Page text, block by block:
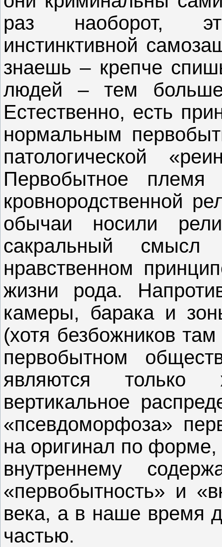
раз наоборот,
инстинктивной
знаешь – крепче
людей – тем
Естественно, есть
нормальным
патологической
Первобытное
кровнородственной
обычаи носили
сакральный
нравственном
жизни рода.
камеры, барака и
(хотя безбожников
первобытном
являются только
вертикальное
«псевдоморфоза»
на оригинал по форме,
внутреннему
«первобытность» и
века, а в наше время
частью.